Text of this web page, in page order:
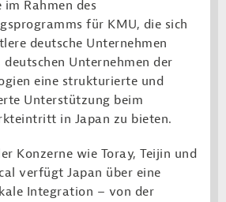
Rahmen des
für KMU, die sich
deutsche Unternehmen
Unternehmen der
eine strukturierte und
Unterstützung beim
in Japan zu bieten.
Konzerne wie Toray, Teijin und
verfügt Japan über eine
Integration – von der